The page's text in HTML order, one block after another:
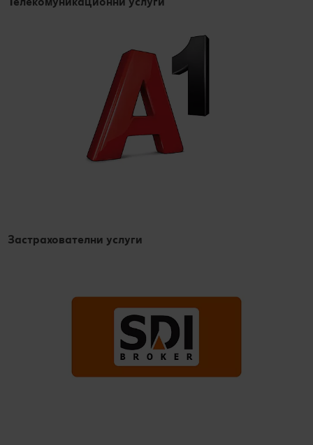
Застрахователни услуги